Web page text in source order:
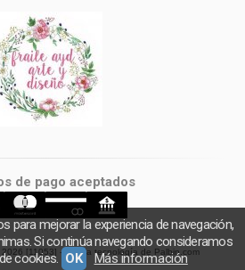
de pago aceptados
2026 [11053] - Con la tecnología de Palbin.com
para mejorar la experiencia de navegación,
Si continúa navegando consideramos
cookies. OK Más información